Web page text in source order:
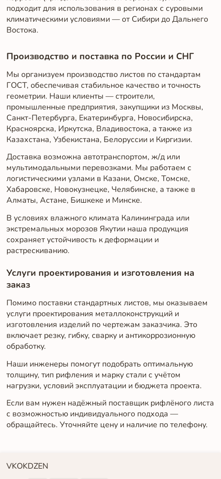
подходит для использования в регионах с суровыми
климатическими условиями — от Сибири до Дальнего
Востока.
Производство и поставка по России и СНГ
Мы организуем производство листов по стандартам
ГОСТ, обеспечивая стабильное качество и точность
геометрии. Наши клиенты — строители,
промышленные предприятия, закупщики из Москвы,
Санкт-Петербурга, Екатеринбурга, Новосибирска,
Красноярска, Иркутска, Владивостока, а также из
Казахстана, Узбекистана, Белоруссии и Киргизии.
Доставка возможна автотранспортом, ж/д или
мультимодальными перевозками. Мы работаем с
логистическими узлами в Казани, Омске, Томске,
Хабаровске, Новокузнецке, Челябинске, а также в
Алматы, Астане, Бишкеке и Минске.
В условиях влажного климата Калининграда или
экстремальных морозов Якутии наша продукция
сохраняет устойчивость к деформации и
растрескиванию.
Услуги проектирования и изготовления на
заказ
Помимо поставки стандартных листов, мы оказываем
услуги проектирования металлоконструкций и
изготовления изделий по чертежам заказчика. Это
включает резку, гибку, сварку и антикоррозионную
обработку.
Наши инженеры помогут подобрать оптимальную
толщину, тип рифления и марку стали с учётом
нагрузки, условий эксплуатации и бюджета проекта.
Если вам нужен надёжный поставщик рифлёного листа
с возможностью индивидуального подхода —
обращайтесь. Уточняйте цену и наличие по телефону.
VKOKDZEN